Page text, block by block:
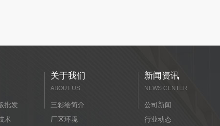
批发
术
关于我们
ABOUT US
三彩绘简介
厂区环境
新闻资讯
NEWS CENTER
公司新闻
行业动态